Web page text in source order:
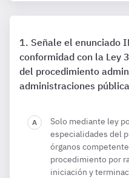
Señale el enunciado
conformidad con la Ley
del procedimiento
administraciones
Solo mediante ley
especialidades del
órganos
procedimiento por
iniciación y